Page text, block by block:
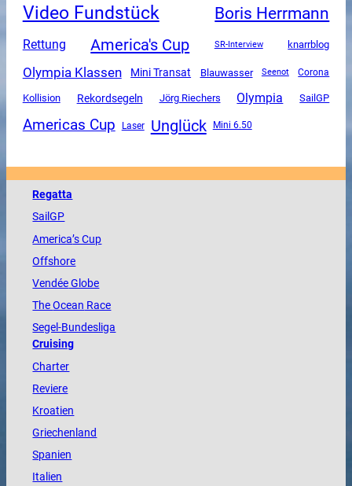
Video Fundstück Boris Herrmann
Rettung America's Cup SR-Interview knarrblog
Olympia Klassen Mini Transat Blauwasser Seenot Corona
Kollision Rekordsegeln Jörg Riechers Olympia SailGP
Americas Cup Laser Unglück Mini 6.50
Regatta
SailGP
America’s Cup
Offshore
VendéeGlobe
TheOcean Race
Segel-Bundesliga
Cruising
Charter
Reviere
Kroatien
Griechenland
Spanien
Italien